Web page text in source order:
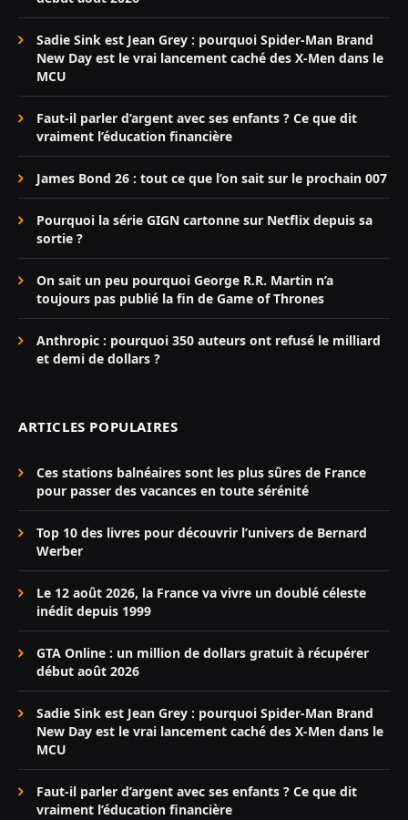
Sadie Sink est Jean Grey : pourquoi Spider-Man Brand
New Day est le vrai lancement caché des X-Men dans le
MCU
Faut-il parler d’argent avec ses enfants ? Ce que dit
vraiment l’éducation financière
James Bond 26 : tout ce que l’on sait sur le prochain 007
Pourquoi la série GIGN cartonne sur Netflix depuis sa
sortie ?
On sait un peu pourquoi George R.R. Martin n’a
toujours pas publié la fin de Game of Thrones
Anthropic : pourquoi 350 auteurs ont refusé le milliard
et demi de dollars ?
ARTICLES POPULAIRES
Ces stations balnéaires sont les plus sûres de France
pour passer des vacances en toute sérénité
Top 10 des livres pour découvrir l’univers de Bernard
Werber
Le 12 août 2026, la France va vivre un doublé céleste
inédit depuis 1999
GTA Online : un million de dollars gratuit à récupérer
début août 2026
Sadie Sink est Jean Grey : pourquoi Spider-Man Brand
New Day est le vrai lancement caché des X-Men dans le
MCU
Faut-il parler d’argent avec ses enfants ? Ce que dit
vraiment l’éducation financière